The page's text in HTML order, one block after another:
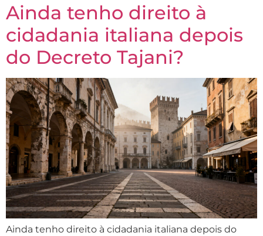
Ainda tenho direito à
cidadania italiana depois
do Decreto Tajani?
Ainda tenho direito à cidadania italiana depois do